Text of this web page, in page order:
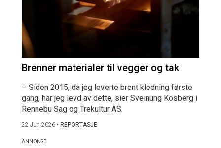
Brenner materialer til vegger og tak
– Siden 2015, da jeg leverte brent kledning første
gang, har jeg levd av dette, sier Sveinung Kosberg i
Rennebu Sag og Trekultur AS.
22 Jun 2026 • REPORTASJE